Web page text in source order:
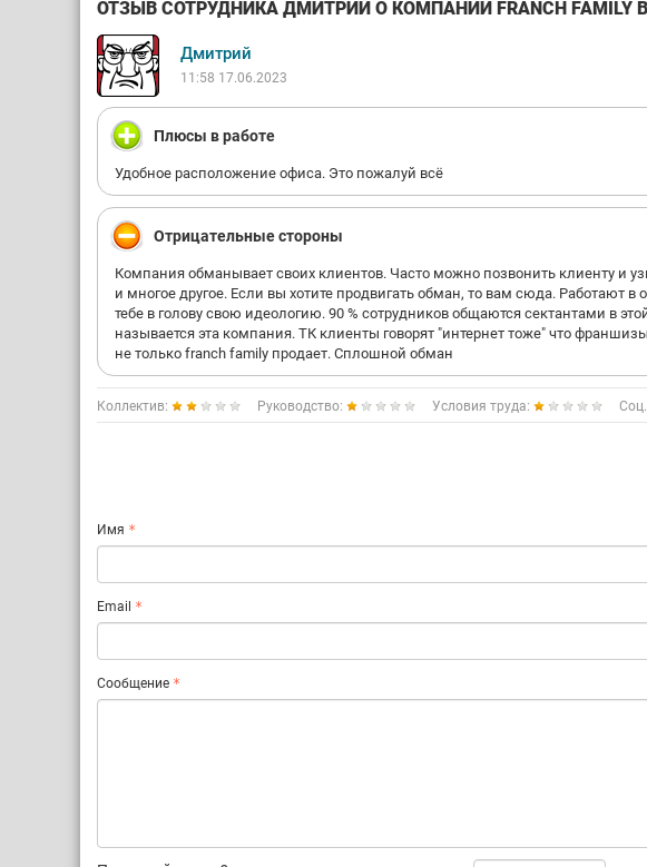
ОТЗЫВ СОТРУДНИКА ДМИТРИЙ О КОМПАНИИ FRANCH FAMILY
Дмитрий
11:58 17.06.2023
Плюсы в работе
Удобное расположение офиса. Это пожалуй всё
Отрицательные стороны
Компания обманывает своих клиентов. Часто можно позвонить клиенту и
и многое другое. Если вы хотите продвигать обман, то вам сюда. Работают
тебе в голову свою идеологию. 90 % сотрудников общаются сектантами в
называется эта компания. ТК клиенты говорят "интернет тоже" что
не только franch family продает. Сплошной обман
Коллектив: Руководство: Условия труда:
Имя
Email
Сообщение